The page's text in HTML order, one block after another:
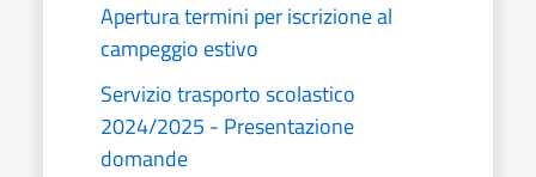
Apertura termini per iscrizione al
campeggio estivo
Servizio trasporto scolastico
2024/2025 - Presentazione
domande